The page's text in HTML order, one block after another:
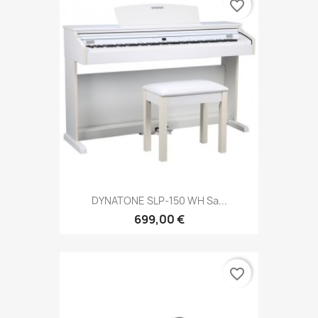
DYNATONE SLP-150 WH Sa...
699,00 €
favorite_border
favorite_border